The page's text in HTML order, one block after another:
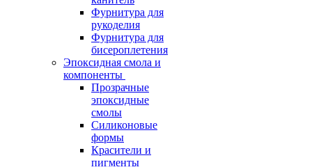
Фурнитура для
рукоделия
Фурнитура для
бисероплетения
Эпоксидная смола и
компоненты
Прозрачные
эпоксидные
смолы
Силиконовые
формы
Красители и
пигменты